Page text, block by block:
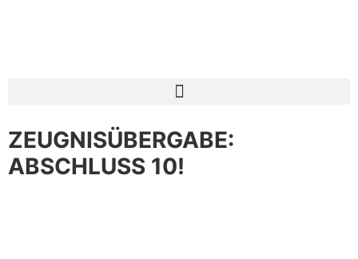
ZEUGNISÜBERGABE:
ABSCHLUSS 10!